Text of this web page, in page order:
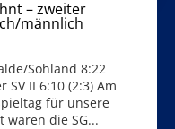
– zweiter
männlich
Sohland 8:22
SV II 6:10 (2:3) Am
für unsere
waren die SG...